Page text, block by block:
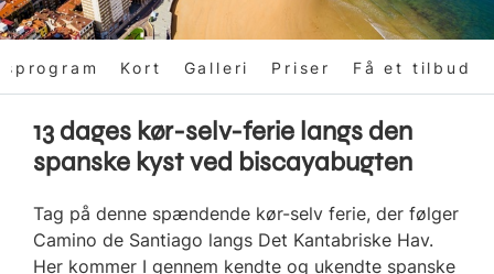
Kort Galleri Priser Få et tilbud
13 dages kør-selv-ferie langs den
spanske kyst ved biscayabugten
Tag på denne spændende kør-selv ferie, der følger
Camino de Santiago langs Det Kantabriske Hav.
Her kommer I gennem kendte og ukendte spanske